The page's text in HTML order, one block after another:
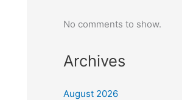
No comments to show.
Archives
August 2026